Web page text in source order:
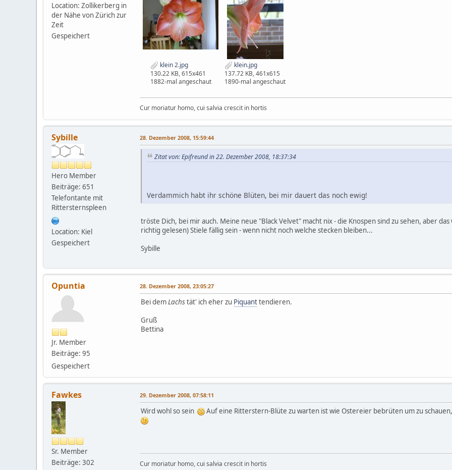
Location: Zollikerberg in
der Nähe von Zürich zur
Zeit
Gespeichert
klein 2.jpg
130.22 KB, 615x461
1882-mal angeschaut
klein.jpg
137.72 KB, 461x615
1890-mal angeschaut
Cur moriatur homo, cui salvia crescit in hortis
Sybille
Hero Member
Beiträge: 651
Telefontante mit
Rittersternspleen
Location: Kiel
Gespeichert
28. Dezember 2008, 15:59:44
Zitat von: Epifreund in 22. Dezember 2008, 18:37:34
Verdammich habt ihr schöne Blüten, bei mir dauert das noch ewig!
tröste Dich, bei mir auch. Meine neue "Black Velvet" macht nix - die Knospen sind zu sehen, aber
richtig gelesen) Stiele fällig sein - wenn nicht noch welche stecken bleiben...
Sybille
Opuntia
Jr. Member
Beiträge: 95
Gespeichert
28. Dezember 2008, 23:05:27
Bei demLachstät' ich eher zu Piquanttendieren.
Gruß
Bettina
Fawkes
Sr. Member
Beiträge: 302
29. Dezember 2008, 07:58:11
Wird wohl so sein Auf eine Ritterstern-Blüte zu warten ist wie Ostereier bebrüten um zu
Cur moriatur homo, cui salvia crescit in hortis